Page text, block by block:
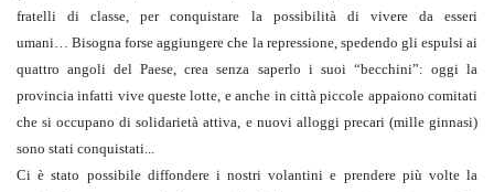
fratelli di classe, per conquistare la possibilità di vivere da esseri
umani… Bisogna forse aggiungere che la repressione, spedendo gli espulsi ai
quattro angoli del Paese, crea senza saperlo i suoi “becchini”: oggi la
provincia infatti vive queste lotte, e anche in città piccole appaiono comitati
che si occupano di solidarietà attiva, e nuovi alloggi precari (mille ginnasi)
sono stati conquistati...
Ci è stato possibile diffondere i nostri volantini e prendere più volte la